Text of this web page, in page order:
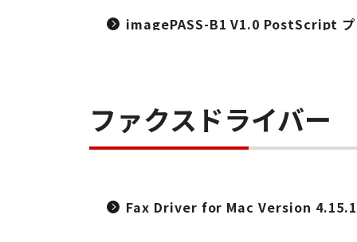
imagePASS-B1 V1.0 PostScript プ
ファクスドライバー
Fax Driver for Mac Version